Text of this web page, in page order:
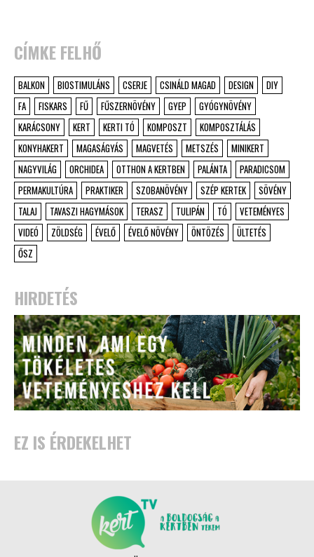
CÍMKE FELHŐ
BALKON BIOSTIMULÁNS CSERJE CSINÁLD MAGAD DESIGN
DIY
FA
FISKARS FŰ FŰSZERNÖVÉNY GYEP
GYÓGYNÖVÉNY
KARÁCSONY
KERT KERTI TÓ KOMPOSZT
KOMPOSZTÁLÁS
KONYHAKERT
MAGASÁGYÁS MAGVETÉS METSZÉS
MINIKERT
NAGYVILÁG
ORCHIDEA OTTHON A KERTBEN PALÁNTA
PARADICSOM
PERMAKULTÚRA
PRAKTIKER SZOBANÖVÉNY SZÉP KERTEK
SÖVÉNY
TALAJ
TAVASZI HAGYMÁSOK TERASZ TULIPÁN TÓ
VETEMÉNYES
VIDEÓ
ZÖLDSÉG ÉVELŐ ÉVELŐ NÖVÉNY ÖNTÖZÉS
ÜLTETÉS
ŐSZ
HIRDETÉS
EZ IS ÉRDEKELHET